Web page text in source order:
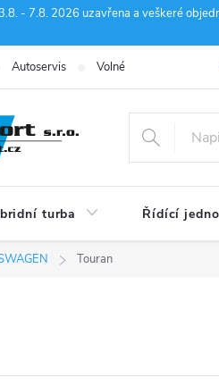
- 7.8. 2026 uzavřena a veškeré
Autoservis Volné pozice
turba Řídící
Touran